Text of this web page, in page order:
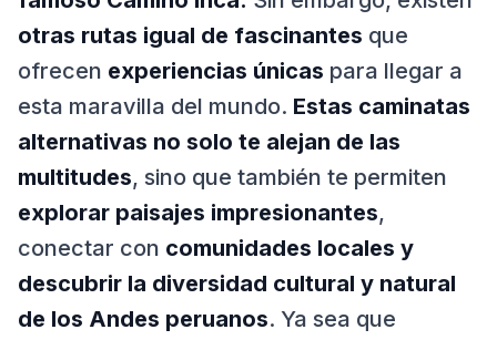
otras rutas igual de fascinantes que
ofrecen experiencias únicas para llegar a
esta maravilla del mundo. Estas caminatas
alternativas no solo te alejan de las
multitudes, sino que también te permiten
explorar paisajes impresionantes,
conectar con comunidades locales y
descubrir la diversidad cultural y natural
de los Andes peruanos. Ya sea que